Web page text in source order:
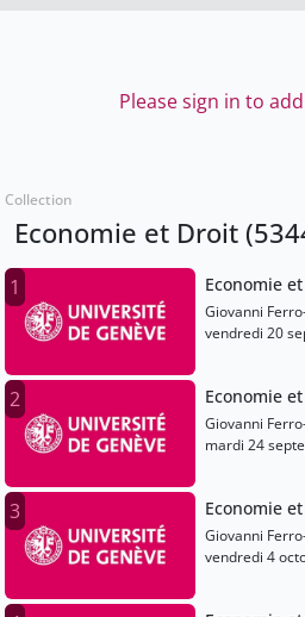
Please sign in to
Collection
Economie et Droit
1 Economie
Giovanni
vendredi 20
2 Economie
Giovanni
mardi 24
3 Economie
Giovanni
vendredi 4